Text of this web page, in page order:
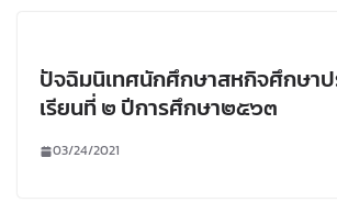
ปัจฉิมนิเทศนักศึกษาสหกิจศึกษาป
เรียนที่ ๒ ปีการศึกษา๒๕๖๓
03/24/2021